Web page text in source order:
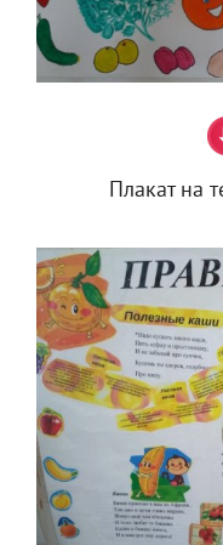
Плакат на